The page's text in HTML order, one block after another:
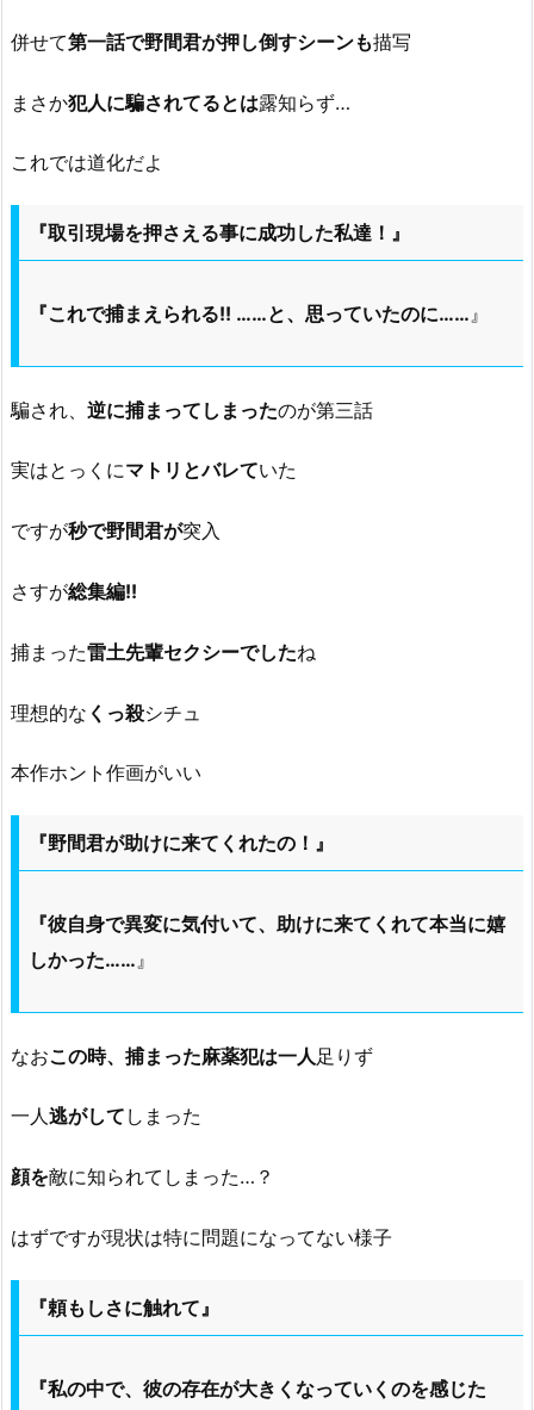
併せて第一話で野間君が押し倒すシーンも描写
まさか犯人に騙されてるとは露知らず…
これでは道化だよ
『取引現場を押さえる事に成功した私達！』
『これで捕まえられる!! ……と、思っていたのに……』
騙され、 逆に捕まってしまったのが第三話
実はとっくにマトリとバレていた
ですが秒で野間君が突入
さすが総集編!!
捕まった雷土先輩セクシーでしたね
理想的な くっ殺シチュ
本作ホント作画がいい
『野間君が助けに来てくれたの！』
『彼自身で異変に気付いて、助けに来てくれて本当に嬉
しかった……』
なおこの時、捕まった麻薬犯は一人 足りず
一人逃がして しまった
顔を敵に知られてしまった…？
はずですが現状は特に問題になってない様子
『頼もしさに触れて』
『私の中で、彼の存在が大きくなっていくのを感じた